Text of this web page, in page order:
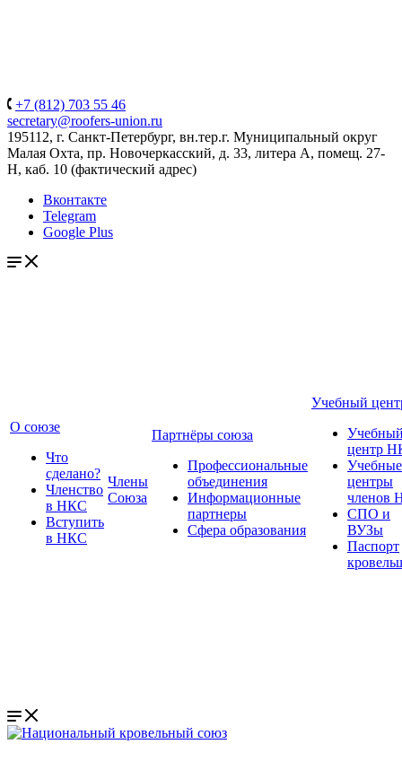
+7 (812) 703 55 46
secretary@roofers-union.ru
195112, г. Санкт-Петербург, вн.тер.г. Муниципальный округ
Малая Охта, пр. Новочеркасский, д. 33, литера А, помещ. 27-
Н, каб. 10 (фактический адрес)
Вконтакте
Telegram
Google Plus
О союзе
Что
сделано?
Членство
в НКС
Вступить
в НКС
Члены
Союза
Партнёры союза
Профессиональные
объединения
Информационные
партнеры
Сфера образования
Учебный
центр
Учебные
центры
членов
СПО и
ВУЗы
Паспорт